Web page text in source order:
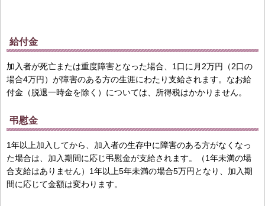
給付金
加入者が死亡または重度障害となった場合、1口に月2万円（2口の
場合4万円）が障害のある方の生涯にわたり支給されます。なお給
付金（脱退一時金を除く）については、所得税はかかりません。
弔慰金
1年以上加入してから、加入者の生存中に障害のある方がなくなっ
た場合は、加入期間に応じ弔慰金が支給されます。（1年未満の場
合支給はありません）1年以上5年未満の場合5万円となり、加入期
間に応じて金額は変わります。